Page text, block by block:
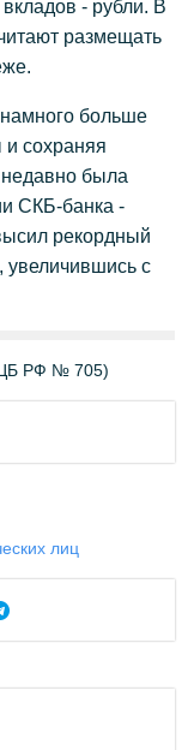
- рубли. В
размещать
намного больше
сохраняя
недавно была
СКБ-банка -
рекордный
увеличившись с
РФ № 705)
лиц